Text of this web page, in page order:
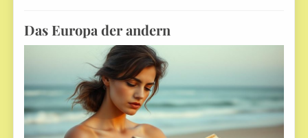
Das Europa der andern